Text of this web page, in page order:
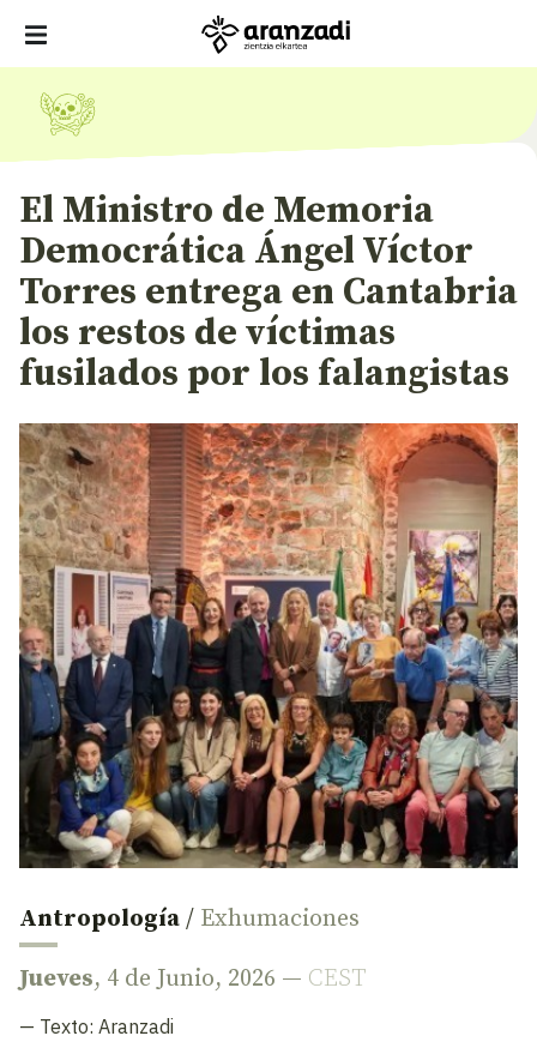
El Ministro de Memoria
Democrática Ángel Víctor
Torres entrega en Cantabria
los restos de víctimas
fusilados por los falangistas
Antropología / Exhumaciones
Jueves, 4 de Junio, 2026 — CEST
— Texto: Aranzadi